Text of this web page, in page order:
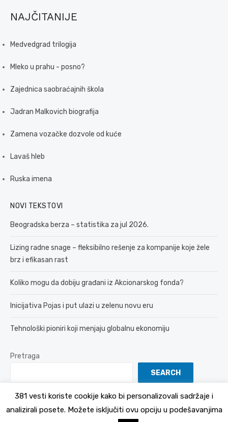
NAJČITANIJE
Medvedgrad trilogija
Mleko u prahu - posno?
Zajednica saobraćajnih škola
Jadran Malkovich biografija
Zamena vozačke dozvole od kuće
Lavaš hleb
Ruska imena
NOVI TEKSTOVI
Beogradska berza – statistika za jul 2026.
Lizing radne snage – fleksibilno rešenje za kompanije koje žele
brz i efikasan rast
Koliko mogu da dobiju građani iz Akcionarskog fonda?
Inicijativa Pojas i put ulazi u zelenu novu eru
Tehnološki pioniri koji menjaju globalnu ekonomiju
Pretraga
SEARCH
Politika Privatnosti
381 vesti koriste cookije kako bi personalizovali sadržaje i
analizirali posete. Možete isključiti ovu opciju u podešavanjima